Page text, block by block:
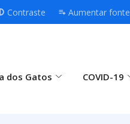
Contraste Aumentar fonte
dos Gatos COVID-19